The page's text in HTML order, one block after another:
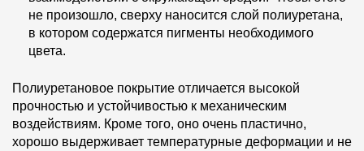
не произошло, сверху наносится слой полиуретана,
в котором содержатся пигменты необходимого
цвета.
Полиуретановое покрытие отличается высокой
прочностью и устойчивостью к механическим
воздействиям. Кроме того, оно очень пластично,
хорошо выдерживает температурные деформации и не